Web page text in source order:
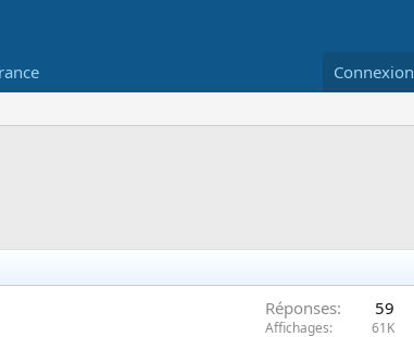
Connexion
Réponses 59
Affichages 61K